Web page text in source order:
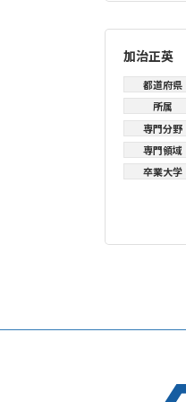
加治正英
都道府県
所属
専門分野
専門領域
卒業大学